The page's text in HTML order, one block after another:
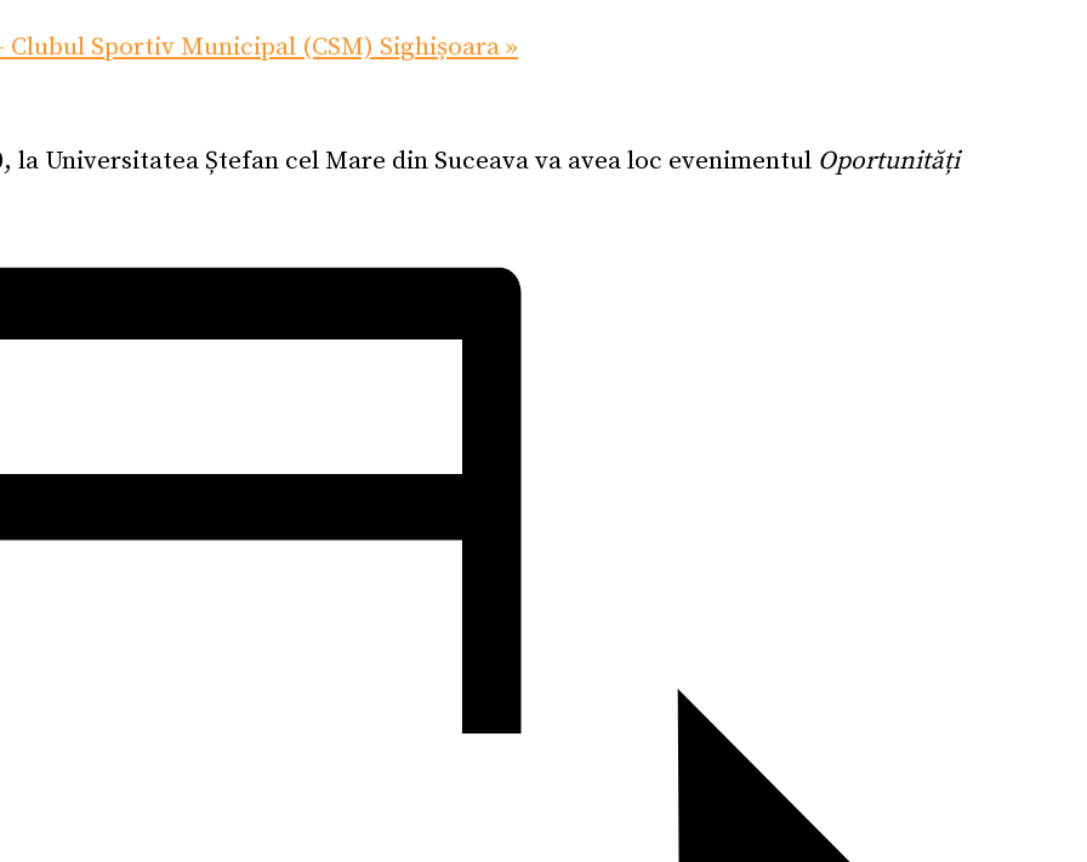
Sportiv Municipal (CSM) Sighișoara»
Universitatea Ștefan cel Mare din Suceava va avea loc evenimentul Oportunități